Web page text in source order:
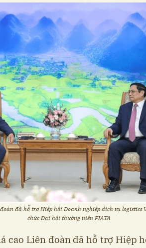
đã hỗ trợ Hiệp hội Doanh nghiệp dịch vụ logistics
chức Đại hội thường niên FIATA
cao Liên đoàn đã hỗ trợ Hiệp